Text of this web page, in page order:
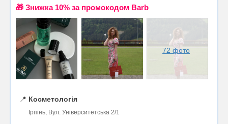
🎁 Знижка 10% за промокодом Barb
72 фото
📍 Косметологія
Ірпінь, Вул. Університетська 2/1